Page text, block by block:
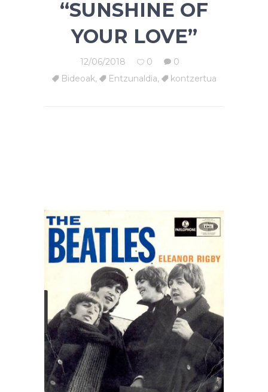
“SUNSHINE OF
YOUR LOVE”
12/06/2018 0
0
Bideoak, Entzunaldia, kontzertua